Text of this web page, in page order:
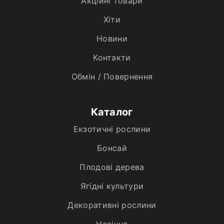
Хiти
Новини
Контакти
Обмін / Повернення
Каталог
Екзотичні рослини
Бонсай
Плодові дерева
Ягідні культури
Декоративні рослини